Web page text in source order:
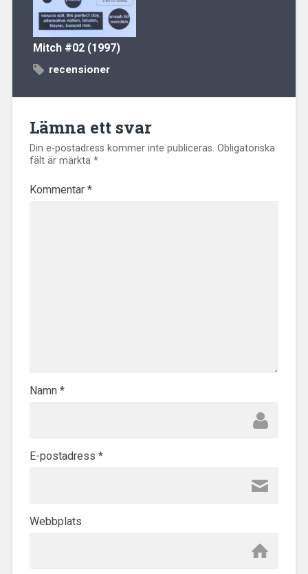
Mitch #02 (1997)
recensioner
Lämna ett svar
Din e-postadress kommer inte publiceras. Obligatoriska
fält är märkta *
Kommentar *
Namn *
E-postadress *
Webbplats